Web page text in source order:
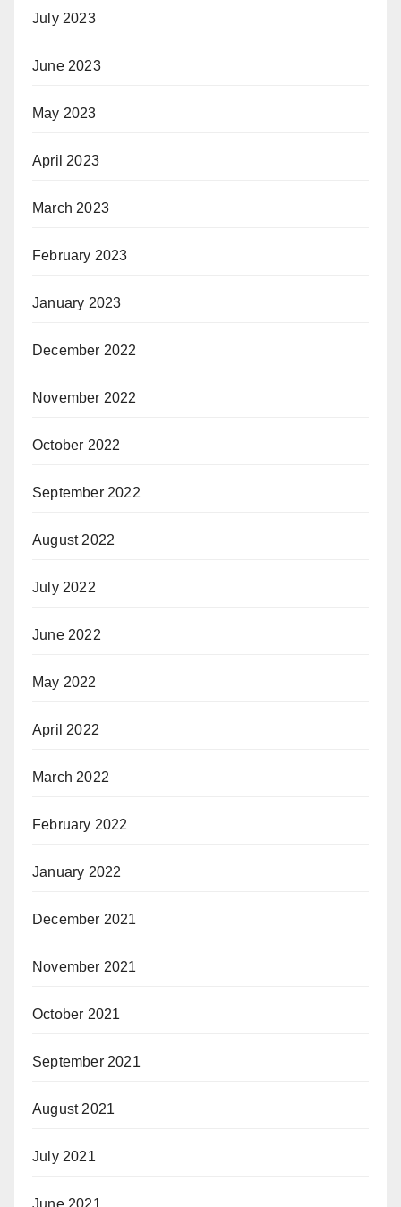
July 2023
June 2023
May 2023
April 2023
March 2023
February 2023
January 2023
December 2022
November 2022
October 2022
September 2022
August 2022
July 2022
June 2022
May 2022
April 2022
March 2022
February 2022
January 2022
December 2021
November 2021
October 2021
September 2021
August 2021
July 2021